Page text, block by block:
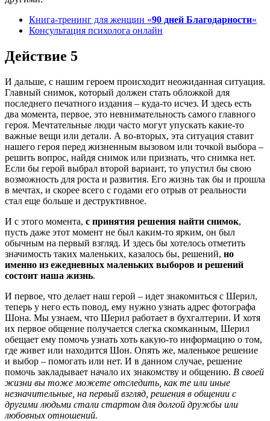
Книга-тренинг для женщин «90 дней Благодарности«
Консультация психолога онлайн
Действие 5
И дальше, с нашим героем происходит неожиданная ситуация.
Главный снимок, который должен стать обложкой для
последнего печатного издания – куда-то исчез. И здесь есть
два момента, первое, это невнимательность самого главного
героя. Мечтательные люди часто могут упускать какие-то
важные вещи или детали. А во-вторых, эта ситуация ставит
нашего героя перед жизненным вызовом или точкой выбора –
решить вопрос, найдя снимок или признать, что снимка нет.
Если бы герой выбрал второй вариант, то упустил бы свою
возможность для роста и развития. Его жизнь так бы и прошла
в мечтах, и скорее всего с годами его отрыв от реальности
стал еще больше и деструктивное.
И с этого момента, с принятия решения найти снимок,
пусть даже этот момент не был каким-то ярким, он был
обычным на первый взгляд. И здесь бы хотелось отметить
значимость таких маленьких, казалось бы, решений, но
именно из ежедневных маленьких выборов и решений
состоит наша жизнь.
И первое, что делает наш герой – идет знакомиться с Шерил,
теперь у него есть повод, ему нужно узнать адрес фотографа
Шона. Мы узнаем, что Шерил работает в бухгалтерии. И хотя
их первое общение получается слегка скомканным, Шерил
обещает ему помочь узнать хоть какую-то информацию о том,
где живет или находится Шон. Опять же, маленькое решение
и выбор – помогать или нет. И в данном случае, решение
помочь закладывает начало их знакомству и общению. В своей
жизни вы тоже можете отследить, как те или иные
незначительные, на первый взгляд, решения в общении с
другими людьми стали стартом для долгой дружбы или
любовных отношений.